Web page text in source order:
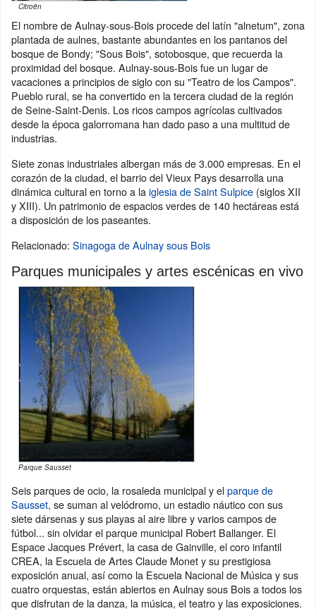
Citroën
El nombre de Aulnay-sous-Bois procede del latín "alnetum", zona
plantada de aulnes, bastante abundantes en los pantanos del
bosque de Bondy; "Sous Bois", sotobosque, que recuerda la
proximidad del bosque. Aulnay-sous-Bois fue un lugar de
vacaciones a principios de siglo con su "Teatro de los Campos".
Pueblo rural, se ha convertido en la tercera ciudad de la región
de Seine-Saint-Denis. Los ricos campos agrícolas cultivados
desde la época galorromana han dado paso a una multitud de
industrias.
Siete zonas industriales albergan más de 3.000 empresas. En el
corazón de la ciudad, el barrio del Vieux Pays desarrolla una
dinámica cultural en torno a laiglesia de Saint Sulpice (siglos XII
y XIII). Un patrimonio de espacios verdes de 140 hectáreas está
a disposición de los paseantes.
Relacionado: Sinagoga de Aulnay sous Bois
Parques municipales y artes escénicas en vivo
Parque Sausset
Seis parques de ocio, la rosaleda municipal y elparque de
Sausset, se suman al velódromo, un estadio náutico con sus
siete dársenas y sus playas al aire libre y varios campos de
fútbol... sin olvidar el parque municipal Robert Ballanger. El
Espace Jacques Prévert, la casa de Gainville, el coro infantil
CREA, la Escuela de Artes Claude Monet y su prestigiosa
exposición anual, así como la Escuela Nacional de Música y sus
cuatro orquestas, están abiertos en Aulnay sous Bois a todos los
que disfrutan de la danza, la música, el teatro y las exposiciones.